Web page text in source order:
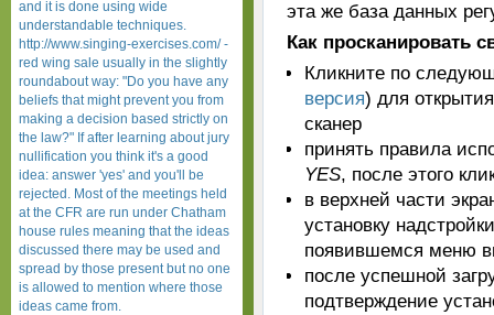
эта же база данных
Как просканировать
Кликните по
версия) для
сканер
принять правила
YES, после этого
в верхней части
установку
появившемся меню
после успешной
подтверждение
and it is done using wide
understandable techniques.
http://www.singing-exercises.com/ -
red wing sale usually in the slightly
roundabout way: "Do you have any
beliefs that might prevent you from
making a decision based strictly on
the law?" If after learning about jury
nullification you think it's a good
idea: answer 'yes' and you'll be
rejected. Most of the meetings held
at the CFR are run under Chatham
house rules meaning that the ideas
discussed there may be used and
spread by those present but no one
is allowed to mention where those
ideas came from.